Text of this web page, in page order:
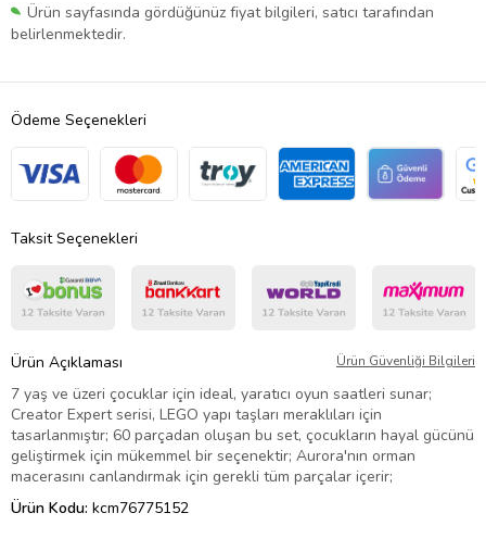
Ürün sayfasında gördüğünüz fiyat bilgileri, satıcı tarafından
belirlenmektedir.
Ödeme Seçenekleri
Taksit Seçenekleri
Ürün Açıklaması Ürün Güvenliği Bilgileri
7 yaş ve üzeri çocuklar için ideal, yaratıcı oyun saatleri sunar;
Creator Expert serisi, LEGO yapı taşları meraklıları için
tasarlanmıştır; 60 parçadan oluşan bu set, çocukların hayal gücünü
geliştirmek için mükemmel bir seçenektir; Aurora'nın orman
macerasını canlandırmak için gerekli tüm parçalar içerir;
Ürün Kodu: kcm76775152